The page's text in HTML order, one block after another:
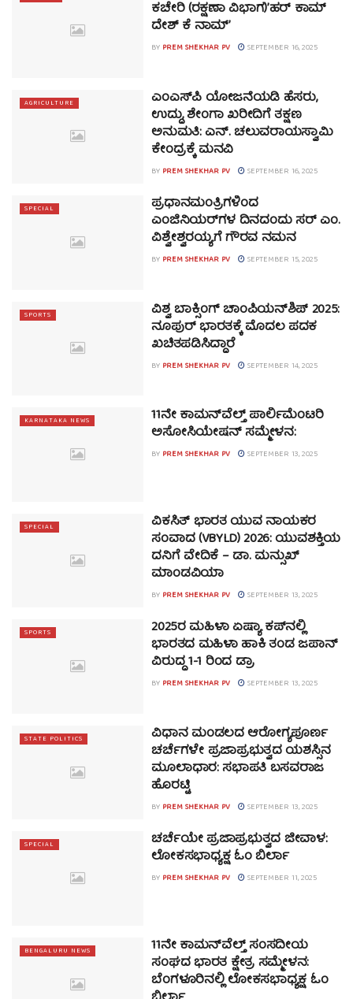
ಕಚೇರಿ (ರಕ್ಷಣಾ ವಿಭಾಗ)’ಹರ್ ಕಾಮ್
ದೇಶ್ ಕೆ ನಾಮ್’
BY PREM SHEKHAR PV SEPTEMBER 16, 2025
AGRICULTURE ಎಂಎಸ್‌ಪಿ ಯೋಜನೆಯಡಿ ಹೆಸರು,
ಉದ್ದು, ಶೇಂಗಾ ಖರೀದಿಗೆ ತಕ್ಷಣ
ಅನುಮತಿ: ಎನ್. ಚಲುವರಾಯಸ್ವಾಮಿ
ಕೇಂದ್ರಕ್ಕೆ ಮನವಿ
BY PREM SHEKHAR PV SEPTEMBER 16, 2025
SPECIAL ಪ್ರಧಾನಮಂತ್ರಿಗಳಿಂದ
ಎಂಜಿನಿಯರ್‌ಗಳ ದಿನದಂದು ಸರ್ ಎಂ.
ವಿಶ್ವೇಶ್ವರಯ್ಯಗೆ ಗೌರವ ನಮನ
BY PREM SHEKHAR PV SEPTEMBER 15, 2025
SPORTS ವಿಶ್ವ ಬಾಕ್ಸಿಂಗ್ ಚಾಂಪಿಯನ್‌ಶಿಪ್ 2025:
ನೂಪುರ್ ಭಾರತಕ್ಕೆ ಮೊದಲ ಪದಕ
ಖಚಿತಪಡಿಸಿದ್ದಾರೆ
BY PREM SHEKHAR PV SEPTEMBER 14, 2025
KARNATAKA NEWS 11ನೇ ಕಾಮನ್‌ವೆಲ್ತ್ ಪಾರ್ಲಿಮೆಂಟರಿ
ಅಸೋಸಿಯೇಷನ್ ಸಮ್ಮೇಳನ:
BY PREM SHEKHAR PV SEPTEMBER 13, 2025
SPECIAL ವಿಕಸಿತ್ ಭಾರತ ಯುವ ನಾಯಕರ
ಸಂವಾದ (VBYLD) 2026: ಯುವಶಕ್ತಿಯ
ದನಿಗೆ ವೇದಿಕೆ – ಡಾ. ಮನ್ಸುಖ್
ಮಾಂಡವಿಯಾ
BY PREM SHEKHAR PV SEPTEMBER 13, 2025
SPORTS 2025ರ ಮಹಿಳಾ ಏಷ್ಯಾ ಕಪ್‌ನಲ್ಲಿ
ಭಾರತದ ಮಹಿಳಾ ಹಾಕಿ ತಂಡ ಜಪಾನ್
ವಿರುದ್ಧ 1-1 ರಿಂದ ಡ್ರಾ
BY PREM SHEKHAR PV SEPTEMBER 13, 2025
STATE POLITICS ವಿಧಾನ ಮಂಡಲದ ಆರೋಗ್ಯಪೂರ್ಣ
ಚರ್ಚೆಗಳೇ ಪ್ರಜಾಪ್ರಭುತ್ವದ ಯಶಸ್ಸಿನ
ಮೂಲಾಧಾರ: ಸಭಾಪತಿ ಬಸವರಾಜ
ಹೊರಟ್ಟಿ
BY PREM SHEKHAR PV SEPTEMBER 13, 2025
SPECIAL ಚರ್ಚೆಯೇ ಪ್ರಜಾಪ್ರಭುತ್ವದ ಜೀವಾಳ:
ಲೋಕಸಭಾಧ್ಯಕ್ಷ ಓಂ ಬಿರ್ಲಾ
BY PREM SHEKHAR PV SEPTEMBER 11, 2025
BENGALURU NEWS 11ನೇ ಕಾಮನ್‌ವೆಲ್ತ್ ಸಂಸದೀಯ
ಸಂಘದ ಭಾರತ ಕ್ಷೇತ್ರ ಸಮ್ಮೇಳನ:
ಬೆಂಗಳೂರಿನಲ್ಲಿ ಲೋಕಸಭಾಧ್ಯಕ್ಷ ಓಂ